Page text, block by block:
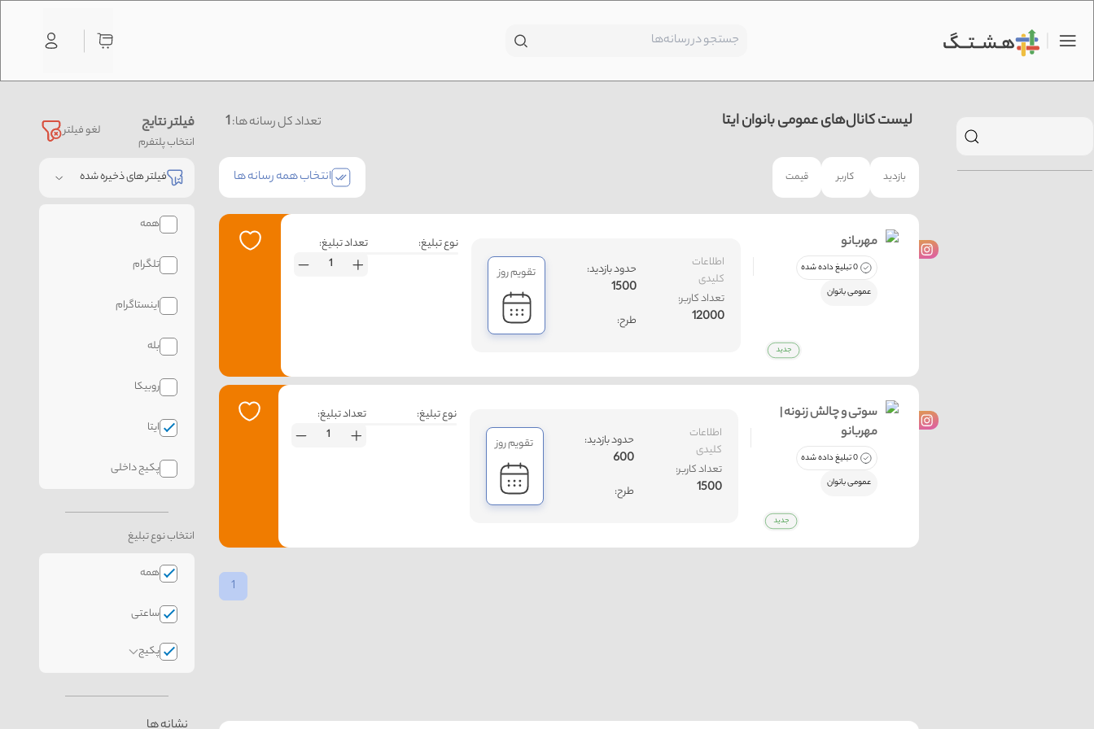
لغو فیلتر فیلتر نتایج
انتخاب پلتفرم
فیلتر های ذخیره شده
همه
تلگرام
اینستاگرام
بله
روبیکا
ایتا
پکیج داخلی
انتخاب نوع تبلیغ
همه
ساعتی
پکیج
تعداد کل رسانه ها:1 لیست کانال‌های عمومی بانوان ایتا
انتخاب همه رسانه ها قیمت کاربر بازدید
نوع تبلیغ:
تعداد تبلیغ:
اطلاعات
کلیدی
تعداد کاربر:
12000
حدود بازدید:
1500
طرح:
تقویم روز
مهربانو
0 تبلیغ داده شده
عمومی بانوان
نوع تبلیغ:
تعداد تبلیغ:
اطلاعات
کلیدی
تعداد کاربر:
1500
حدود بازدید:
600
طرح:
تقویم روز
سوتی و چالش زنونه |
مهربانو
0 تبلیغ داده شده
عمومی بانوان
1